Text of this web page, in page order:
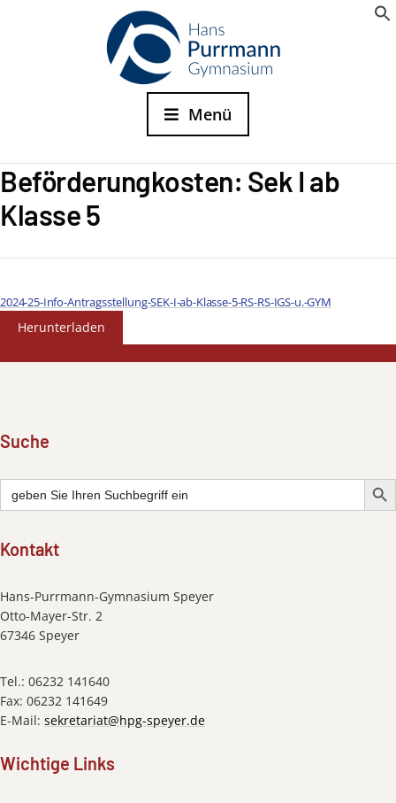
Menü
Beförderungkosten: Sek I ab
Klasse 5
2024-25-Info-Antragsstellung-SEK-I-ab-Klasse-5-RS-RS-IGS-u.-GYM
Herunterladen
Suche
Search
for:
Kontakt
Hans-Purrmann-Gymnasium Speyer
Otto-Mayer-Str. 2
67346 Speyer
Tel.: 06232 141640
Fax: 06232 141649
E-Mail: sekretariat@hpg-speyer.de
Wichtige Links